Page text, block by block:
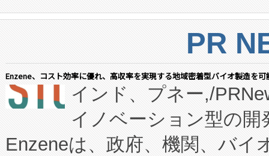
PR
Enzene、コスト効率に優れ、高収率を実現する地域密着型バイオ製造を
インド、プネー,/
イノベーション型の
Enzeneは、政府、機関、バイ